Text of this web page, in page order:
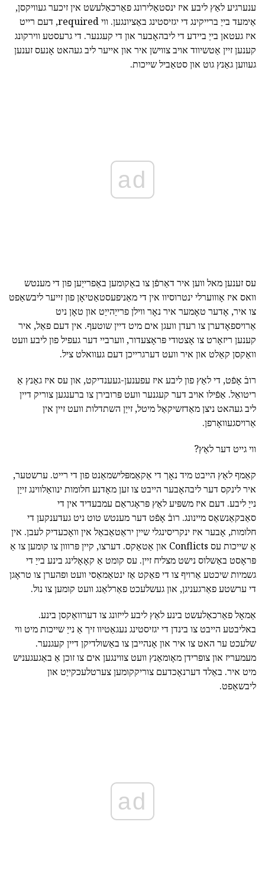
ענערגיע לאַץ ליבע איז ינסטאַלירונג פאַרכאַלעשט אין זיכער געוויקסן,
אַימעד בייַ ברייקינג די יגזיסטינג באַציונגען. ווי required, דעם רייט
איז געטאן בייַ ביידע די ליבהאָבער און די קעגנער. די גרעסטע ווירקונג
קענען זיין אַטשיווד אויב צווישן איר און אייער ליב געהאט אָנעס זענען
געווען גאַנץ גוט און סטאַביל שייכות.
ad
עס זענען מאל ווען איר דאַרפֿן צו באַקומען באַפרייַען פון די מענטש
וואס איז אָוווערלי ינטרוסיוו אין די מאַניפעסטאַטיאָן פון זייער ליבשאַפט
צו איר, אָדער טאָמער איר נאָר ווילן פרייַהייַט און טאָן ניט
אַרויספאָדערן צו רעדן וועגן אים מיט דיין שוטעף. אין דעם פאַל, איר
קענען ריזאָרט צו אָצטודי פּראָצעדור, ווערביי דער געפיל פון ליבע וועט
וואַקסן קאַלט און איר וועט דערגרייכן דעם געוואלט ציל.
רובֿ אָפֿט, די לאַץ פון ליבע איז עפענען-געענדיקט, און עס איז גאַנץ אַ
ריטואַל. אַפֿילו אויב דער קעגנער וועט פּרובירן צו ברענגען צוריק דיין
ליב געהאט ניצן מאַדזשיקאַל מיטל, זייַן השתדלות וועט זיין אין
אַרויסגעוואָרפן.
ווי גייט דער לאַץ?
קאַמף לאַץ הייבט מיד נאָך די אַקאַמפּלישמאַנט פון די רייט. ערשטער,
איר לינקס דער ליבהאָבער הייבט צו זען מאָדנע חלומות ינוואַלווינג זייַן
נייַ ליבע. דעם איז משפּיע לאַץ פּראָגראַם עמבעדיד אין די
סאַבקאַנשאַס מיינונג. רובֿ אָפֿט דער מענטש טוט ניט געדענקען די
חלומות, אָבער איז ינקריסינגלי שיין יראַטאַבאַל אין וואָכעדיק לעבן. אין
אַ שייכות עס Conflicts און אַטאַקס. דערצו, קיין פּרווון צו קומען צו אַ
פּראָסט באַשלוס נישט מצליח זיין. עס קומט אַ קאָאָלינג בינע בייַ די
גשמיות שיכטע אַרויף צו די פאַקט אַז ינטאַמאַסי וועט ופהערן צו טראָגן
די ערשטע פאַרגעניגן, און געשלעכט פאַרלאַנג וועט קומען צו נול.
אַמאָל פאַרכאַלעשט בינע לאַץ ליבע לייזונג צו דערוואַקסן בינע.
באליבטע הייבט צו בינדן די יגזיסטינג נעגאַטיוו זיך אַ נייַ שייכות מיט ווי
שלעכט ער האט צו איר און אָנהייבן צו באַשולדיקן דיין קעגנער.
מעמעריז און צופרידן מאָומאַנץ וועט צווינגען אים צו זוכן אַ באַגעגעניש
מיט איר. באַלד דערנאָכדעם צוריקקומען צערטלעכקייַט און
ליבשאַפט.
ad